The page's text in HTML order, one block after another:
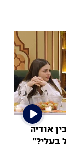
אודיה
בעלי?"